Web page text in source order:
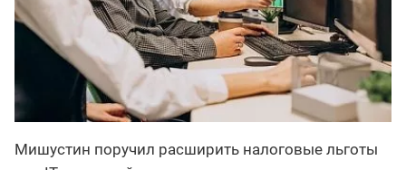
Мишустин поручил расширить налоговые льготы